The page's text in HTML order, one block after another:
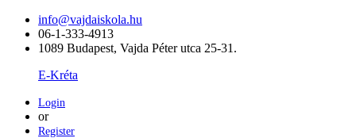
info@vajdaiskola.hu
06-1-333-4913
1089 Budapest, Vajda Péter utca 25-31.
E-Kréta
Login
or
Register